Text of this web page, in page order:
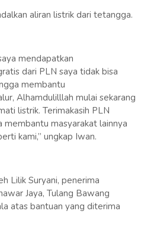
aliran listrik dari tetangga.
mendapatkan
dari PLN saya tidak bisa
membantu
Alhamdulilllah mulai sekarang
listrik. Terimakasih PLN
membantu masyarakat lainnya
kami,” ungkap Iwan.
Lilik Suryani, penerima
Jaya, Tulang Bawang
atas bantuan yang diterima